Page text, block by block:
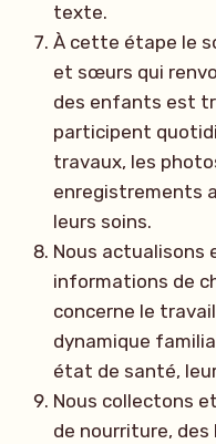
texte.
À cette étape le
et sœurs qui
des enfants est
participent
travaux, les
enregistrements
leurs soins.
Nous actualisons
informations de
concerne le
dynamique
état de santé,
Nous collectons
de nourriture, des